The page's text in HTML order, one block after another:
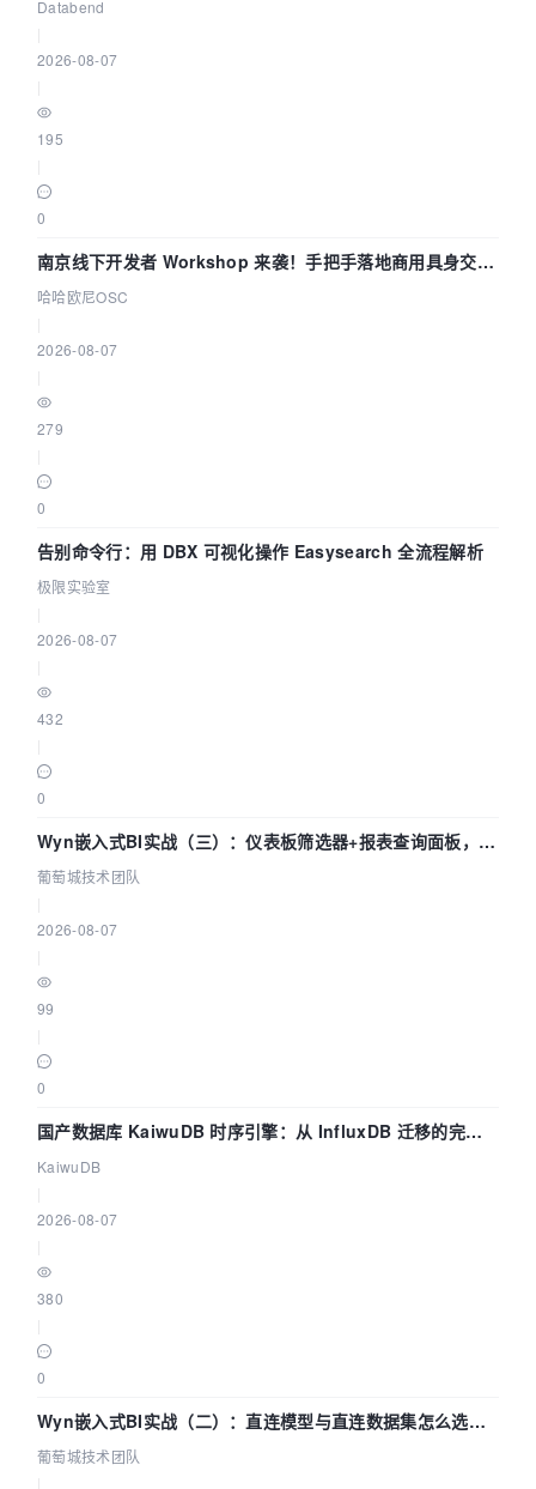
Databend
2026-08-07
195
0
南京线下开发者 Workshop 来袭！手把手落地商用具身交互
智能 Agent 应用
哈哈欧尼OSC
2026-08-07
279
0
告别命令行：用 DBX 可视化操作 Easysearch 全流程解析
极限实验室
2026-08-07
432
0
Wyn嵌入式BI实战（三）：仪表板筛选器+报表查询面板，参
数联动全闭环
葡萄城技术团队
2026-08-07
99
0
国产数据库 KaiwuDB 时序引擎：从 InfluxDB 迁移的完整
技术路径
KaiwuDB
2026-08-07
380
0
Wyn嵌入式BI实战（二）：直连模型与直连数据集怎么选，
参数为什么不生效？| 葡萄城技术团队
葡萄城技术团队